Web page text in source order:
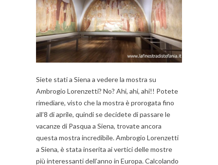
Siete stati a Siena a vedere la mostra su
Ambrogio Lorenzetti? No? Ahi, ahi, ahi!! Potete
rimediare, visto che la mostra è prorogata fino
all’8 di aprile, quindi se decidete di passare le
vacanze di Pasqua a Siena, trovate ancora
questa mostra incredibile. Ambrogio Lorenzetti
a Siena, è stata inserita ai vertici delle mostre
più interessanti dell’anno in Europa. Calcolando